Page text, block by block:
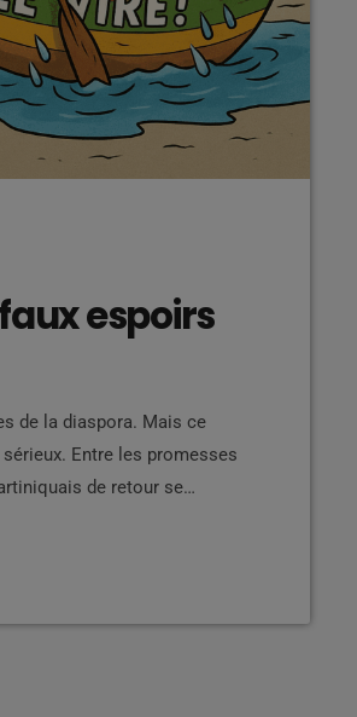
espoirs
de la diaspora. Mais ce
Entre les promesses
de retour se
constat :